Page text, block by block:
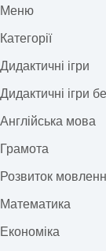
Меню
Категорії
Дидактичні ігри
Дидактичні ігри
Англійська мова
Грамота
Розвиток
Математика
Економіка